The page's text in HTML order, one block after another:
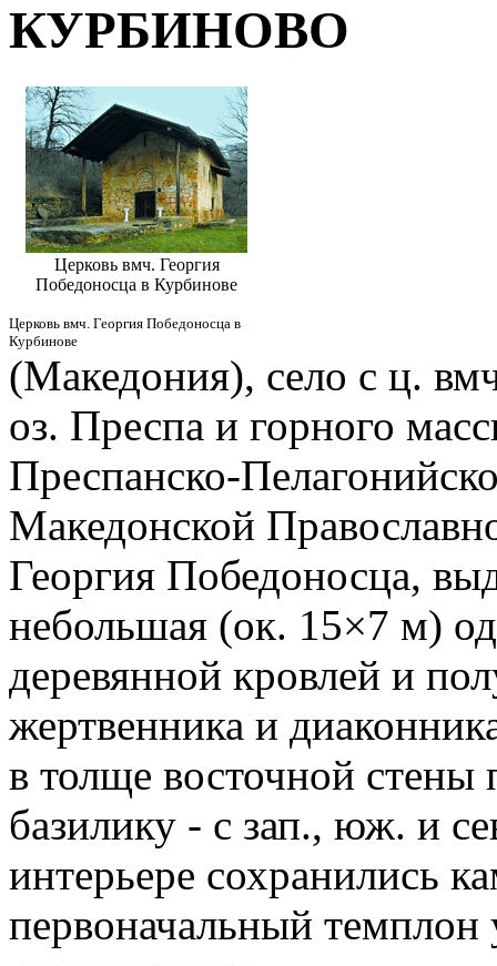
КУРБИНОВО
Церковь вмч. Георгия
Победоносца в Курбинове
Церковь вмч. Георгия Победоносца в
Курбинове
(Македония), село с ц.
оз. Преспа и горного
Преспанско-
Македонской
Георгия Победоносца,
небольшая (ок. 15×7 м)
деревянной кровлей и
жертвенника и
в толще восточной
базилику - с зап., юж. и
интерьере сохранились
первоначальный темплон